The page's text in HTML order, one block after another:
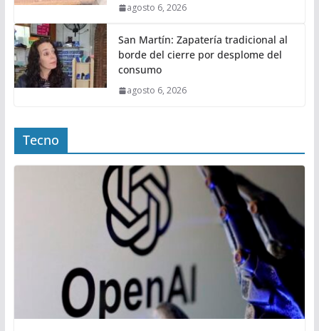
agosto 6, 2026
San Martín: Zapatería tradicional al
borde del cierre por desplome del
consumo
agosto 6, 2026
Tecno